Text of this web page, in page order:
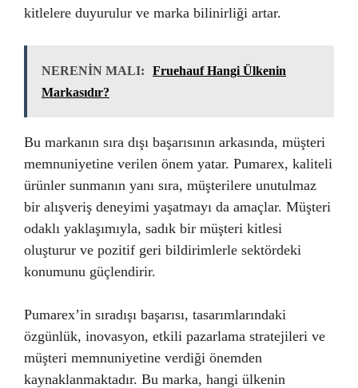
kitlelere duyurulur ve marka bilinirliği artar.
NERENİN MALI:
Fruehauf Hangi Ülkenin
Markasıdır?
Bu markanın sıra dışı başarısının arkasında, müşteri
memnuniyetine verilen önem yatar. Pumarex, kaliteli
ürünler sunmanın yanı sıra, müşterilere unutulmaz
bir alışveriş deneyimi yaşatmayı da amaçlar. Müşteri
odaklı yaklaşımıyla, sadık bir müşteri kitlesi
oluşturur ve pozitif geri bildirimlerle sektördeki
konumunu güçlendirir.
Pumarex’in sıradışı başarısı, tasarımlarındaki
özgünlük, inovasyon, etkili pazarlama stratejileri ve
müşteri memnuniyetine verdiği önemden
kaynaklanmaktadır. Bu marka, hangi ülkenin